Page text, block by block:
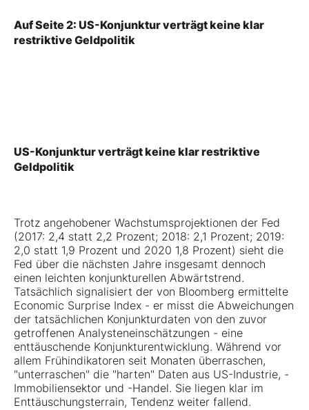
Auf Seite 2: US-Konjunktur verträgt keine klar
restriktive Geldpolitik
US-Konjunktur verträgt keine klar restriktive
Geldpolitik
Trotz angehobener Wachstumsprojektionen der Fed
(2017: 2,4 statt 2,2 Prozent; 2018: 2,1 Prozent; 2019:
2,0 statt 1,9 Prozent und 2020 1,8 Prozent) sieht die
Fed über die nächsten Jahre insgesamt dennoch
einen leichten konjunkturellen Abwärtstrend.
Tatsächlich signalisiert der von Bloomberg ermittelte
Economic Surprise Index - er misst die Abweichungen
der tatsächlichen Konjunkturdaten von den zuvor
getroffenen Analysteneinschätzungen - eine
enttäuschende Konjunkturentwicklung. Während vor
allem Frühindikatoren seit Monaten überraschen,
"unterraschen" die "harten" Daten aus US-Industrie, -
Immobiliensektor und -Handel. Sie liegen klar im
Enttäuschungsterrain, Tendenz weiter fallend.